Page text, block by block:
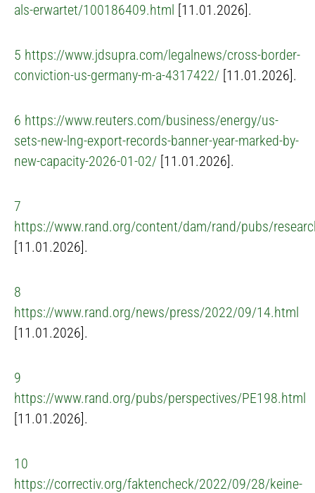
als-erwartet/100186409.html [11.01.2026].
5 https://www.jdsupra.com/legalnews/cross-border-
conviction-us-germany-m-a-4317422/ [11.01.2026].
6 https://www.reuters.com/business/energy/us-
sets-new-lng-export-records-banner-year-marked-by-
new-capacity-2026-01-02/ [11.01.2026].
7
https://www.rand.org/content/dam/rand/pubs/
[11.01.2026].
8
https://www.rand.org/news/press/2022/09/14.html
[11.01.2026].
9
https://www.rand.org/pubs/perspectives/PE198.html
[11.01.2026].
10
https://correctiv.org/faktencheck/2022/09/28/keine-